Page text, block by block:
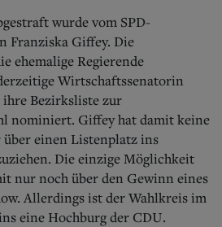
wurde vom SPD-
Franziska Giffey. Die
ehemalige Regierende
Wirtschaftssenatorin
Bezirksliste zur
nominiert. Giffey hat damit keine
über einen Listenplatz ins
Die einzige Möglichkeit
nur noch über den Gewinn eines
Allerdings ist der Wahlkreis im
eine Hochburg der CDU.